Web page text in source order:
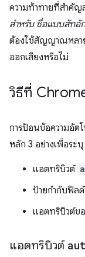
ความท้าทายที่สำคั
สำหรับ ชื่อแบบสัทอั
ต้องใช้สัญญาณหลา
ออกเสียงหรือไม่
วิธีที่
การป้อนข้อความอั
หลัก 3 อย่างเพื่อระ
แอตทริบิวต์
ป้ายกำกับฟิลด์
แอตทริบิวต์ข
แอตทริบิวต์